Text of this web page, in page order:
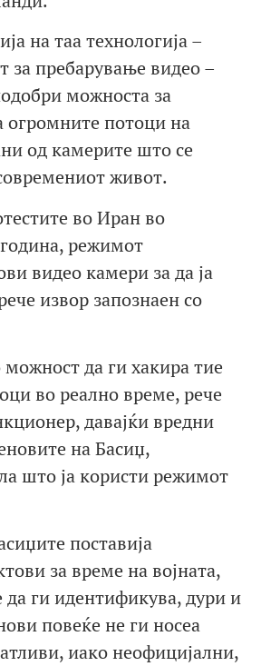
на таа технологија –
за пребарување видео –
можноста за
огромните потоци на
од камерите што се
живот.
во Иран во
режимот
видео камери за да ја
извор запознаен со
да ги хакира тие
во реално време, рече
давајќи вредни
на Басиџ,
што ја користи режимот
поставија
за време на војната,
ги идентификува, дури и
повеќе не ги носеа
иако неофицијални,